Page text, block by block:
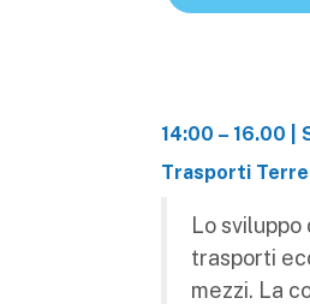
14:00 – 16.00 |
Trasporti
Lo
trasporti
mezzi. La